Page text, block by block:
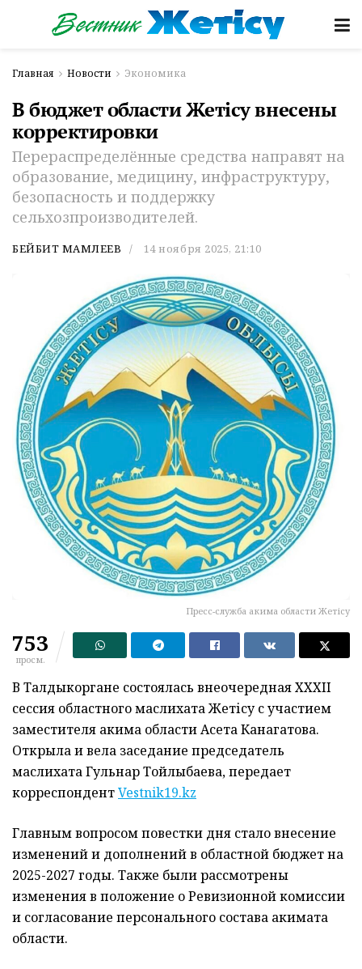
Главная Новости Экономика
В бюджет области Жетісу внесены
корректировки
Перераспределённые средства направят на
образование, медицину, инфраструктуру,
безопасность и поддержку
сельхозпроизводителей.
БЕЙБИТ МАМЛЕЕВ 14 ноября 2025, 21:10
Пресс-служба акима области Жетісу
753
просм.
В Талдыкоргане состоялась внеочередная XXXII
сессия областного маслихата Жетісу с участием
заместителя акима области Асета Канагатова.
Открыла и вела заседание председатель
маслихата Гульнар Тойлыбаева, передает
корреспондентVestnik19.kz
Главным вопросом повестки дня стало внесение
изменений и дополнений в областной бюджет на
2025-2027 годы. Также были рассмотрены
изменения в положение о Ревизионной комиссии
и согласование персонального состава акимата
области.